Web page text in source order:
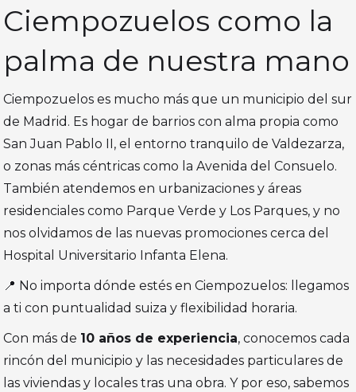
Ciempozuelos como la
palma de nuestra mano
Ciempozuelos es mucho más que un municipio del sur
de Madrid. Es hogar de barrios con alma propia como
San Juan Pablo II, el entorno tranquilo de Valdezarza,
o zonas más céntricas como la Avenida del Consuelo.
También atendemos en urbanizaciones y áreas
residenciales como Parque Verde y Los Parques, y no
nos olvidamos de las nuevas promociones cerca del
Hospital Universitario Infanta Elena.
📍 No importa dónde estés en Ciempozuelos: llegamos
a ti con puntualidad suiza y flexibilidad horaria.
Con más de 10 años de experiencia, conocemos cada
rincón del municipio y las necesidades particulares de
las viviendas y locales tras una obra. Y por eso, sabemos